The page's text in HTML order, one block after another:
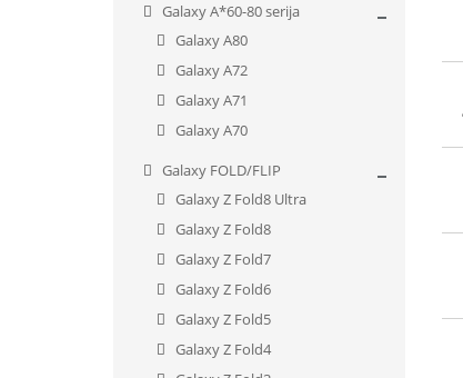
Galaxy A*60-80 serija
Galaxy A80
Galaxy A72
Galaxy A71
Galaxy A70
Galaxy FOLD/FLIP
Galaxy Z Fold8 Ultra
Galaxy Z Fold8
Galaxy Z Fold7
Galaxy Z Fold6
Galaxy Z Fold5
Galaxy Z Fold4